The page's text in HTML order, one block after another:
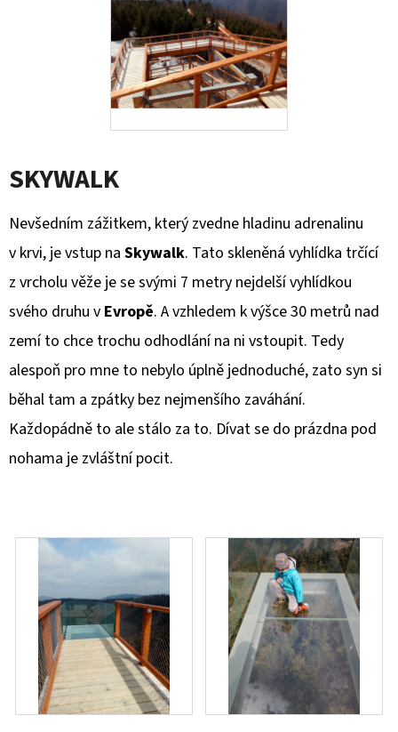
SKYWALK
Nevšedním zážitkem, který zvedne hladinu adrenalinu
v krvi, je vstup na Skywalk. Tato skleněná vyhlídka trčící
z vrcholu věže je se svými 7 metry nejdelší vyhlídkou
svého druhu v Evropě. A vzhledem k výšce 30 metrů nad
zemí to chce trochu odhodlání na ni vstoupit. Tedy
alespoň pro mne to nebylo úplně jednoduché, zato syn si
běhal tam a zpátky bez nejmenšího zaváhání.
Každopádně to ale stálo za to. Dívat se do prázdna pod
nohama je zvláštní pocit.